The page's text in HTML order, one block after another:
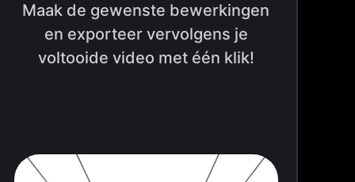
Maak de gewenste bewerkingen
en exporteer vervolgens je
voltooide video met één klik!